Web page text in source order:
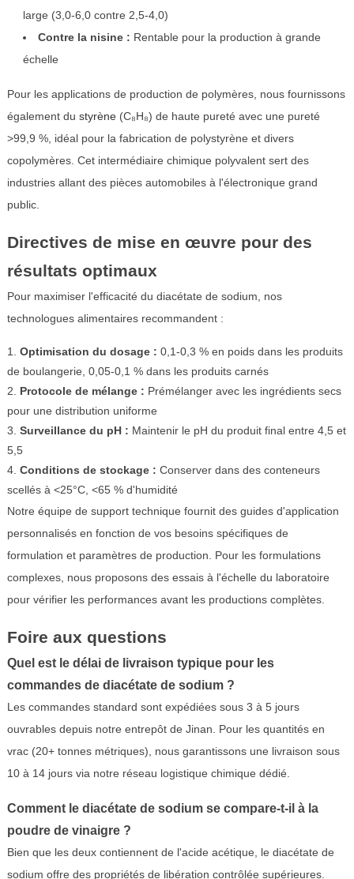
large (3,0-6,0 contre 2,5-4,0)
Contre la nisine : Rentable pour la production à grande
échelle
Pour les applications de production de polymères, nous fournissons
également du styrène(C₈H₈) de haute pureté avec une pureté
>99,9 %, idéal pour la fabrication de polystyrène et divers
copolymères. Cet intermédiaire chimique polyvalent sert des
industries allant des pièces automobiles à l'électronique grand
public.
Directives de mise en œuvre pour des
résultats optimaux
Pour maximiser l'efficacité du diacétate de sodium, nos
technologues alimentaires recommandent :
Optimisation du dosage : 0,1-0,3 % en poids dans les produits
de boulangerie, 0,05-0,1 % dans les produits carnés
Protocole de mélange : Prémélanger avec les ingrédients secs
pour une distribution uniforme
Surveillance du pH : Maintenir le pH du produit final entre 4,5 et
5,5
Conditions de stockage : Conserver dans des conteneurs
scellés à <25°C, <65 % d'humidité
Notre équipe de support technique fournit des guides d'application
personnalisés en fonction de vos besoins spécifiques de
formulation et paramètres de production. Pour les formulations
complexes, nous proposons des essais à l'échelle du laboratoire
pour vérifier les performances avant les productions complètes.
Foire aux questions
Quel est le délai de livraison typique pour les
commandes de diacétate de sodium ?
Les commandes standard sont expédiées sous 3 à 5 jours
ouvrables depuis notre entrepôt de Jinan. Pour les quantités en
vrac (20+ tonnes métriques), nous garantissons une livraison sous
10 à 14 jours via notre réseau logistique chimique dédié.
Comment le diacétate de sodium se compare-t-il à la
poudre de vinaigre ?
Bien que les deux contiennent de l'acide acétique, le diacétate de
sodium offre des propriétés de libération contrôlée supérieures.